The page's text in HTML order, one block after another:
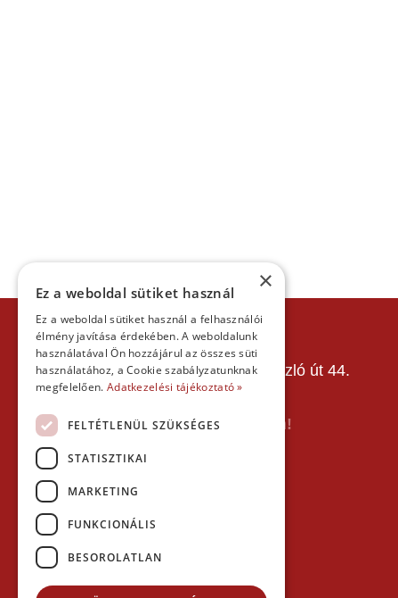
KAPCSOLAT
Gokart Sport Vác
Gokartpálya: 2600 Vác, Szent László út 44.
Telefon:+36303601015
Írj nekem itt a kapcsolat űrlapon!
Térkép:
×
Ez a weboldal sütiket használ
Ez a weboldal sütiket használ a felhasználói
élmény javítása érdekében. A weboldalunk
használatával Ön hozzájárul az összes süti
használatához, a Cookie szabályzatunknak
megfelelően. Adatkezelési tájékoztató »
FELTÉTLENÜL SZÜKSÉGES
STATISZTIKAI
MARKETING
FUNKCIONÁLIS
BESOROLATLAN